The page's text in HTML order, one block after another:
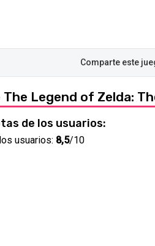
Legend of Zelda:
de los usuarios:
usuarios: 8,5/10